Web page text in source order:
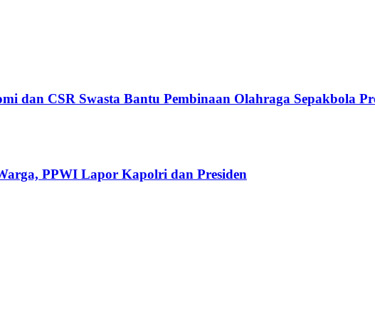
dan CSR Swasta Bantu Pembinaan Olahraga Sepakbola
PPWI Lapor Kapolri dan Presiden